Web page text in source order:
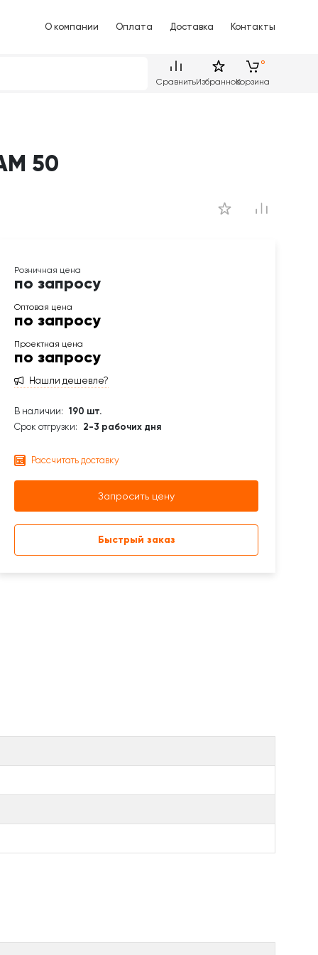
О компании Оплата Доставка Контакты
СравнитьИзбранноеКорзина
50
по запросу
по запросу
по запросу
Нашли дешевле?
В наличии: 190 шт.
Срок отгрузки:
2-3 рабочих дня
Рассчитать доставку
Запросить цену
Быстрый заказ